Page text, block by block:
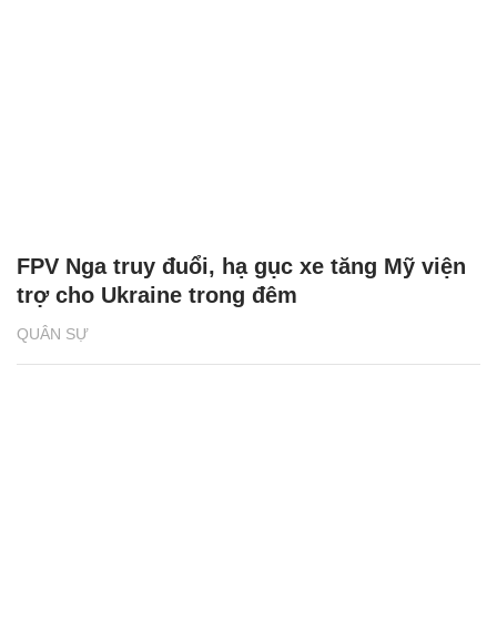
QUÂN SỰ
FPV Nga truy đuổi, hạ gục xe tăng Mỹ viện
trợ cho Ukraine trong đêm